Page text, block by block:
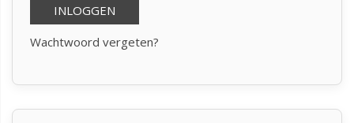
INLOGGEN
Wachtwoord vergeten?